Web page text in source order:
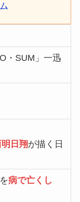
・SUM」一迅
日翔が描く日
病で亡くし